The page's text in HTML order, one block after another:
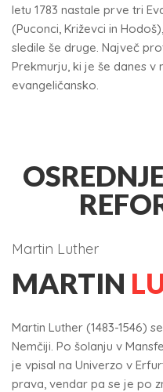
letu 1783 nastale prve tri
(Puconci, Križevci in
sledile še druge. Največ
Prekmurju, ki je še danes
evangeličansko.
Martin Luther
MARTIN
Martin Luther (1483-1546)
Nemčiji. Po šolanju v
je vpisal na Univerzo v
prava, vendar pa se je po